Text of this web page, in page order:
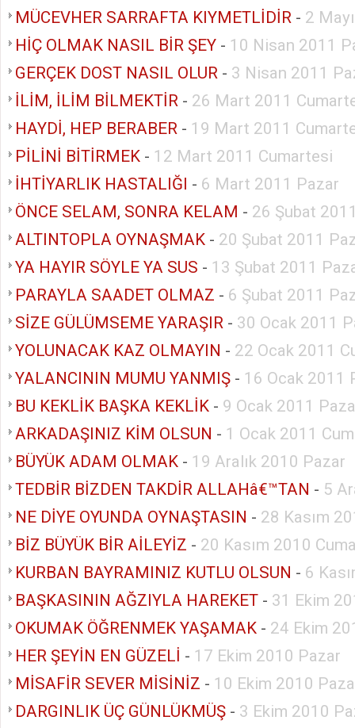
MÜCEVHER SARRAFTA KIYMETLİDİR - 2
HİÇ OLMAK NASIL BİR ŞEY - 10 Nisan 2011
GERÇEK DOST NASIL OLUR - 3 Nisan 2011
İLİM, İLİM BİLMEKTİR - 26 Mart 2011
HAYDİ, HEP BERABER - 19 Mart 2011
PİLİNİ BİTİRMEK - 12 Mart 2011 Cumartesi
İHTİYARLIK HASTALIĞI - 6 Mart 2011 Pazar
ÖNCE SELAM, SONRA KELAM - 26 Şubat
ALTINTOPLA OYNAŞMAK - 20 Şubat 2011
YA HAYIR SÖYLE YA SUS - 13 Şubat 2011
PARAYLA SAADET OLMAZ - 6 Şubat 2011
SİZE GÜLÜMSEME YARAŞIR - 30 Ocak 2011
YOLUNACAK KAZ OLMAYIN - 22 Ocak 2011
YALANCININ MUMU YANMIŞ - 16 Ocak 2011
BU KEKLİK BAŞKA KEKLİK - 9 Ocak 2011
ARKADAŞINIZ KİM OLSUN - 1 Ocak 2011
BÜYÜK ADAM OLMAK - 19 Aralık 2010 Pazar
TEDBİR BİZDEN TAKDİR ALLAHâ€™TAN - 5
NE DİYE OYUNDA OYNAŞTASIN - 28 Kasım
BİZ BÜYÜK BİR AİLEYİZ - 20 Kasım 2010
KURBAN BAYRAMINIZ KUTLU OLSUN - 6
BAŞKASININ AĞZIYLA HAREKET - 31 Ekim
OKUMAK ÖĞRENMEK YAŞAMAK - 24 Ekim
HER ŞEYİN EN GÜZELİ - 17 Ekim 2010 Pazar
MİSAFİR SEVER MİSİNİZ - 10 Ekim 2010
DARGINLIK ÜÇ GÜNLÜKMÜŞ - 3 Ekim 2010